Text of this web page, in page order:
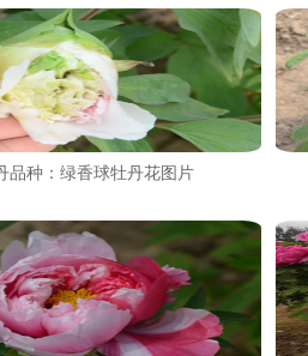
品种：绿香球牡丹花图片